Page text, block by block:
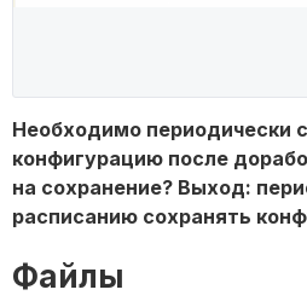
Необходимо периодически
конфигурацию после
на сохранение? Выход:
расписанию сохранять
Файлы